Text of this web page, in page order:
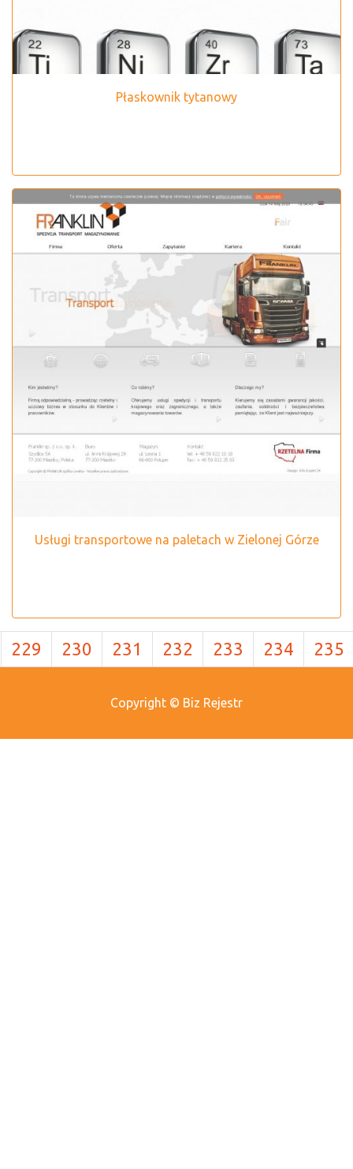
Płaskownik tytanowy
Usługi transportowe na paletach w Zielonej Górze
229 230 231 232 233 234 235
Copyright © Biz Rejestr